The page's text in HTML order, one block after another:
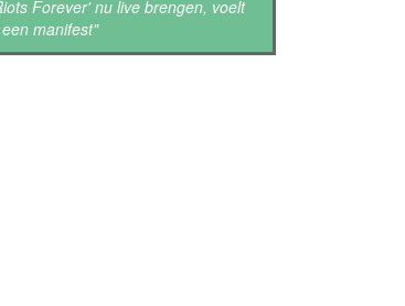
Forever' nu live brengen, voelt
manifest"